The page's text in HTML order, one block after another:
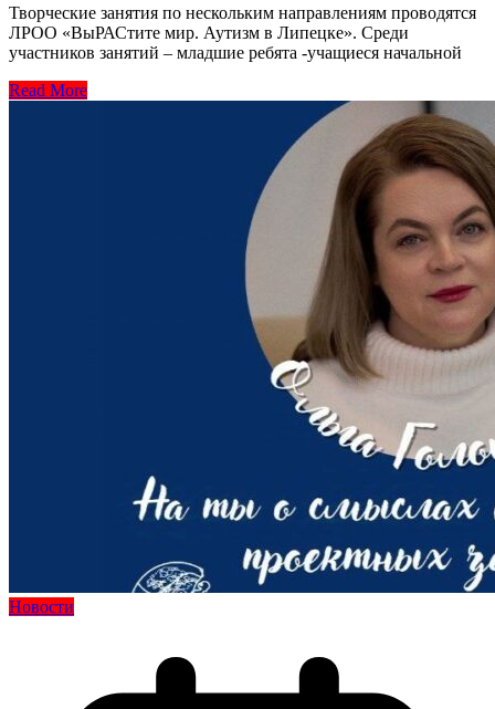
Творческие занятия по нескольким направлениям проводятся
ЛРОО «ВыРАСтите мир. Аутизм в Липецке». Среди
участников занятий – младшие ребята -учащиеся начальной
Read More
Новости